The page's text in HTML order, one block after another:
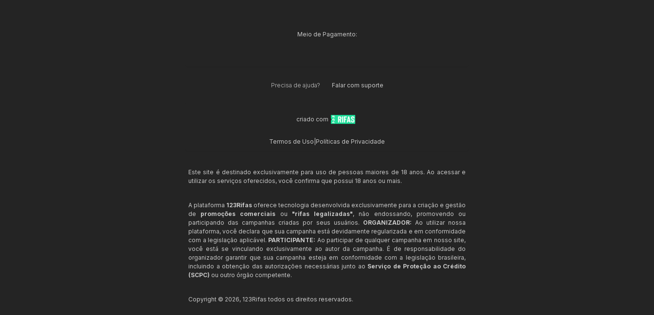
Meio de Pagamento:
Precisa de ajuda? Falar com suporte
criado com
Termos de Uso Políticas de Privacidade
Este site é destinado exclusivamente para uso de pessoas maiores de 18 anos. Ao acessar e
utilizar os serviços oferecidos, você confirma que possui 18 anos ou mais.
A plataforma 123Rifas oferece tecnologia desenvolvida exclusivamente para a criação e gestão
de promoções comerciais ou "rifas legalizadas", não endossando, promovendo ou
participando das campanhas criadas por seus usuários. ORGANIZADOR: Ao utilizar nossa
plataforma, você declara que sua campanha está devidamente regularizada e em conformidade
com a legislação aplicável. PARTICIPANTE: Ao participar de qualquer campanha em nosso site,
você está se vinculando exclusivamente ao autor da campanha. É de responsabilidade do
organizador garantir que sua campanha esteja em conformidade com a legislação brasileira,
incluindo a obtenção das autorizações necessárias junto ao Serviço de Proteção ao Crédito
(SCPC) ou outro órgão competente.
Copyright © 2026, 123Rifas todos os direitos reservados.